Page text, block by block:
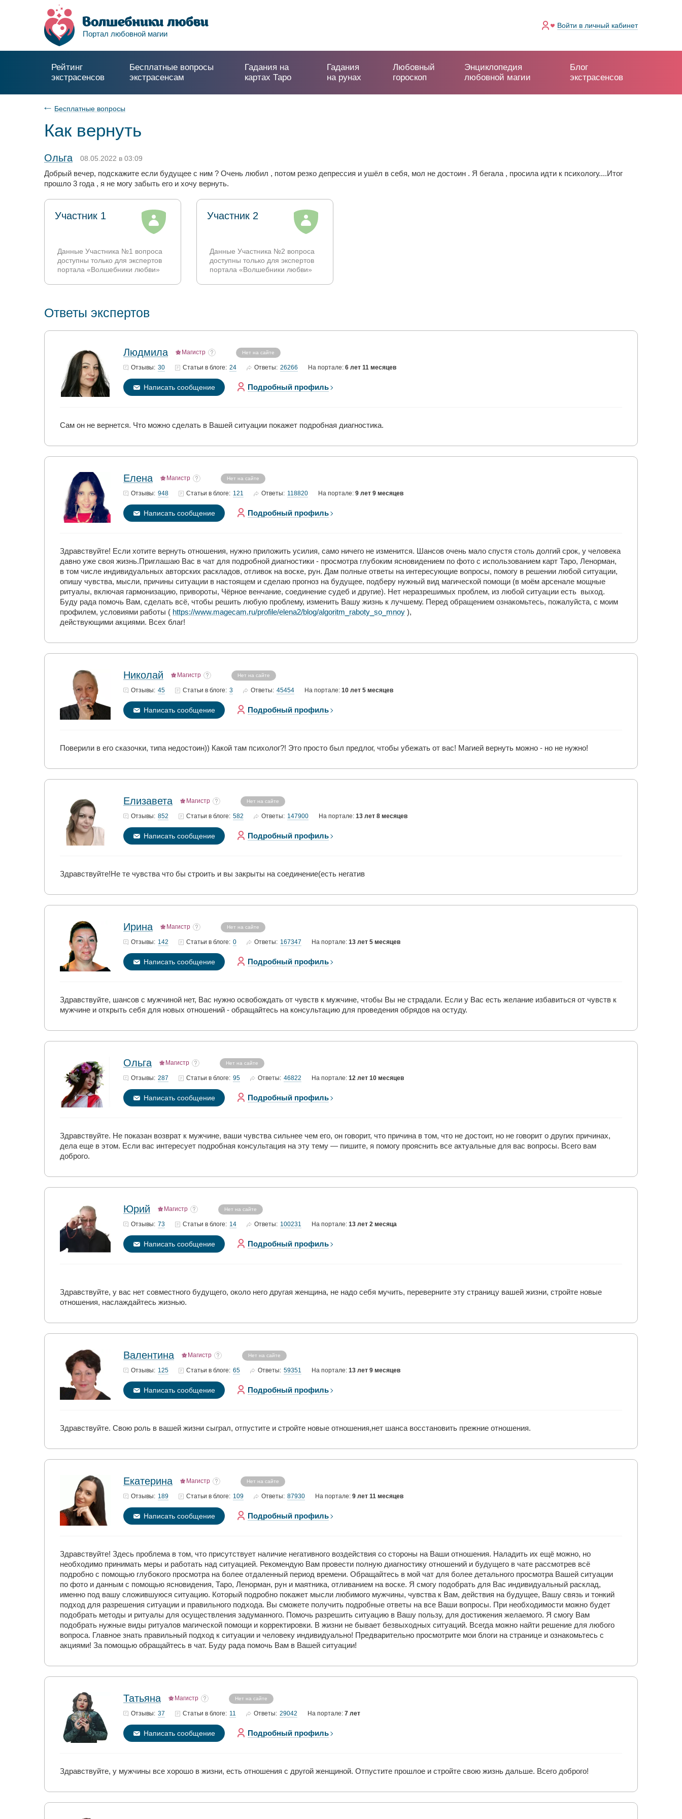
Портал любовной магии
Войти в личный кабинет
Рейтинг
экстрасенсов
Бесплатные вопросы
экстрасенсам
Гадания на
картах Таро
Гадания
на рунах
Любовный
гороскоп
Энциклопедия
любовной магии
Блог
экстрасенсов
Бесплатные вопросы
Как вернуть
Ольга 08.05.2022 в 03:09
Добрый вечер, подскажите если будущее с ним ? Очень любил , потом резко депрессия и ушёл в себя, мол не достоин . Я бегала , просила идти к психологу....Итог
прошло 3 года , я не могу забыть его и хочу вернуть.
Участник 1
Данные Участника №1 вопроса
доступны только для экспертов
портала «Волшебники любви»
Участник 2
Данные Участника №2 вопроса
доступны только для экспертов
портала «Волшебники любви»
Ответы экспертов
Людмила Магистр Нет на сайте
Отзывы: 30 Статьи в блоге: 24 Ответы: 26266 На портале: 6 лет 11 месяцев
Написать сообщение Подробный профиль
Сам он не вернется. Что можно сделать в Вашей ситуации покажет подробная диагностика.
Елена Магистр Нет на сайте
Отзывы: 948 Статьи в блоге: 121 Ответы: 118820 На портале: 9 лет 9 месяцев
Написать сообщение Подробный профиль
Здравствуйте! Если хотите вернуть отношения, нужно приложить усилия, само ничего не изменится. Шансов очень мало спустя столь долгий срок, у человека
давно уже своя жизнь.Приглашаю Вас в чат для подробной диагностики - просмотра глубоким ясновидением по фото с использованием карт Таро, Ленорман,
в том числе индивидуальных авторских раскладов, отливок на воске, рун. Дам полные ответы на интересующие вопросы, помогу в решении любой ситуации,
опишу чувства, мысли, причины ситуации в настоящем и сделаю прогноз на будущее, подберу нужный вид магической помощи (в моём арсенале мощные
ритуалы, включая гармонизацию, привороты, Чёрное венчание, соединение судеб и другие). Нет неразрешимых проблем, из любой ситуации есть выход.
Буду рада помочь Вам, сделать всё, чтобы решить любую проблему, изменить Вашу жизнь к лучшему. Перед обращением ознакомьтесь, пожалуйста, с моим
профилем, условиями работы ( https://www.magecam.ru/profile/elena2/blog/algoritm_raboty_so_mnoy ),
действующими акциями. Всех благ!
Николай Магистр Нет на сайте
Отзывы: 45 Статьи в блоге: 3 Ответы: 45454 На портале: 10 лет 5 месяцев
Написать сообщение Подробный профиль
Поверили в его сказочки, типа недостоин)) Какой там психолог?! Это просто был предлог, чтобы убежать от вас! Магией вернуть можно - но не нужно!
Елизавета Магистр Нет на сайте
Отзывы: 852 Статьи в блоге: 582 Ответы: 147900 На портале: 13 лет 8 месяцев
Написать сообщение Подробный профиль
Здравствуйте!Не те чувства что бы строить и вы закрыты на соединение(есть негатив
Ирина Магистр Нет на сайте
Отзывы: 142 Статьи в блоге: 0 Ответы: 167347 На портале: 13 лет 5 месяцев
Написать сообщение Подробный профиль
Здравствуйте, шансов с мужчиной нет, Вас нужно освобождать от чувств к мужчине, чтобы Вы не страдали. Если у Вас есть желание избавиться от чувств к
мужчине и открыть себя для новых отношений - обращайтесь на консультацию для проведения обрядов на остуду.
Ольга Магистр Нет на сайте
Отзывы: 287 Статьи в блоге: 95 Ответы: 46822 На портале: 12 лет 10 месяцев
Написать сообщение Подробный профиль
Здравствуйте. Не показан возврат к мужчине, ваши чувства сильнее чем его, он говорит, что причина в том, что не достоит, но не говорит о других причинах,
дела еще в этом. Если вас интересует подробная консультация на эту тему — пишите, я помогу прояснить все актуальные для вас вопросы. Всего вам
доброго.
Юрий Магистр Нет на сайте
Отзывы: 73 Статьи в блоге: 14 Ответы: 100231 На портале: 13 лет 2 месяца
Написать сообщение Подробный профиль
Здравствуйте, у вас нет совместного будущего, около него другая женщина, не надо себя мучить, переверните эту страницу вашей жизни, стройте новые
отношения, наслаждайтесь жизнью.
Валентина Магистр Нет на сайте
Отзывы: 125 Статьи в блоге: 65 Ответы: 59351 На портале: 13 лет 9 месяцев
Написать сообщение Подробный профиль
Здравствуйте. Свою роль в вашей жизни сыграл, отпустите и стройте новые отношения,нет шанса восстановить прежние отношения.
Екатерина Магистр Нет на сайте
Отзывы: 189 Статьи в блоге: 109 Ответы: 87930 На портале: 9 лет 11 месяцев
Написать сообщение Подробный профиль
Здравствуйте! Здесь проблема в том, что присутствует наличие негативного воздействия со стороны на Ваши отношения. Наладить их ещё можно, но
необходимо принимать меры и работать над ситуацией. Рекомендую Вам провести полную диагностику отношений и будущего в чате рассмотрев всё
подробно с помощью глубокого просмотра на более отдаленный период времени. Обращайтесь в мой чат для более детального просмотра Вашей ситуации
по фото и данным с помощью ясновидения, Таро, Ленорман, рун и маятника, отливанием на воске. Я смогу подобрать для Вас индивидуальный расклад,
именно под вашу сложившуюся ситуацию. Который подробно покажет мысли любимого мужчины, чувства к Вам, действия на будущее, Вашу связь и тонкий
подход для разрешения ситуации и правильного подхода. Вы сможете получить подробные ответы на все Ваши вопросы. При необходимости можно будет
подобрать методы и ритуалы для осуществления задуманного. Помочь разрешить ситуацию в Вашу пользу, для достижения желаемого. Я смогу Вам
подобрать нужные виды ритуалов магической помощи и корректировки. В жизни не бывает безвыходных ситуаций. Всегда можно найти решение для любого
вопроса. Главное знать правильный подход к ситуации и человеку индивидуально! Предварительно просмотрите мои блоги на странице и ознакомьтесь с
акциями! За помощью обращайтесь в чат. Буду рада помочь Вам в Вашей ситуации!
Татьяна Магистр Нет на сайте
Отзывы: 37 Статьи в блоге: 11 Ответы: 29042 На портале: 7 лет
Написать сообщение Подробный профиль
Здравствуйте, у мужчины все хорошо в жизни, есть отношения с другой женщиной. Отпустите прошлое и стройте свою жизнь дальше. Всего доброго!